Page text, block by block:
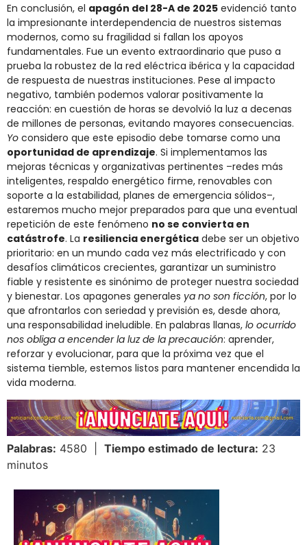
En conclusión, el apagón del 28-A de 2025 evidenció tanto
la impresionante interdependencia de nuestros sistemas
modernos, como su fragilidad si fallan los apoyos
fundamentales. Fue un evento extraordinario que puso a
prueba la robustez de la red eléctrica ibérica y la capacidad
de respuesta de nuestras instituciones. Pese al impacto
negativo, también podemos valorar positivamente la
reacción: en cuestión de horas se devolvió la luz a decenas
de millones de personas, evitando mayores consecuencias.
Yo considero que este episodio debe tomarse como una
oportunidad de aprendizaje. Si implementamos las
mejoras técnicas y organizativas pertinentes –redes más
inteligentes, respaldo energético firme, renovables con
soporte a la estabilidad, planes de emergencia sólidos–,
estaremos mucho mejor preparados para que una eventual
repetición de este fenómeno no se convierta en
catástrofe. La resiliencia energética debe ser un objetivo
prioritario: en un mundo cada vez más electrificado y con
desafíos climáticos crecientes, garantizar un suministro
fiable y resistente es sinónimo de proteger nuestra sociedad
y bienestar. Los apagones generales ya no son ficción​, por lo
que afrontarlos con seriedad y previsión es, desde ahora,
una responsabilidad ineludible. En palabras llanas, lo ocurrido
nos obliga a encender la luz de la precaución: aprender,
reforzar y evolucionar, para que la próxima vez que el
sistema tiemble, estemos listos para mantener encendida la
vida moderna.
Palabras: 4580 | Tiempo estimado de lectura: 23
minutos